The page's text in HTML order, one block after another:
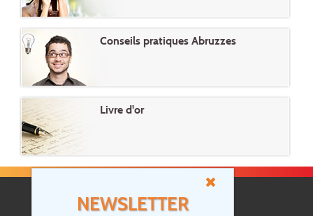
NEWSLETTER
Conseils pratiques Abruzzes
Livre d'or